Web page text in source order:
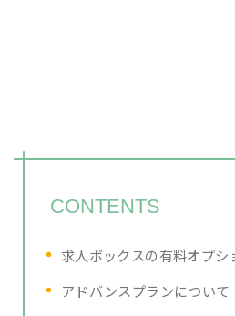
CONTENTS
求人ボックスの有料オプシ
アドバンスプランについて